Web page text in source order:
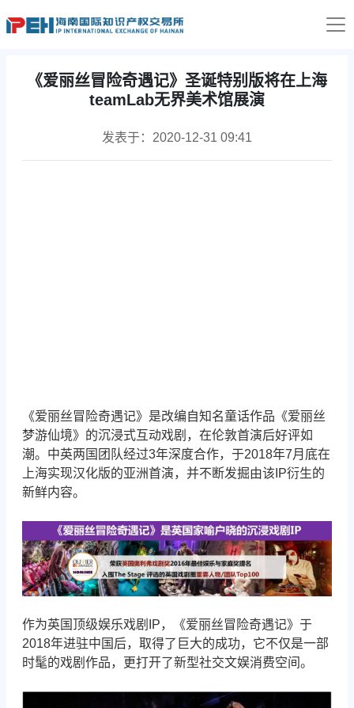
《爱丽丝冒险奇遇记》圣诞特别版将在上海
teamLab无界美术馆展演
发表于：2020-12-31 09:41
《爱丽丝冒险奇遇记》是改编自知名童话作品《爱丽丝
梦游仙境》的沉浸式互动戏剧，在伦敦首演后好评如
潮。中英两国团队经过3年深度合作，于2018年7月底在
上海实现汉化版的亚洲首演，并不断发掘由该IP衍生的
新鲜内容。
作为英国顶级娱乐戏剧IP，《爱丽丝冒险奇遇记》于
2018年进驻中国后，取得了巨大的成功，它不仅是一部
时髦的戏剧作品，更打开了新型社交文娱消费空间。